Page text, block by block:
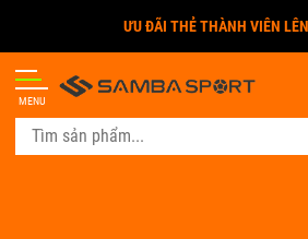
ƯU ĐÃI THẺ THÀNH VIÊN
MENU